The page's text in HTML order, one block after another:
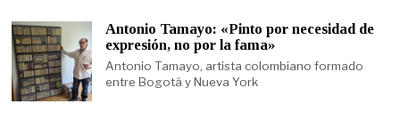
Antonio Tamayo: «Pinto por necesidad de
expresión, no por la fama»
Antonio Tamayo, artista colombiano formado
entre Bogotá y Nueva York